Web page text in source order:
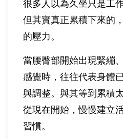
很多人以為久坐只是工
但其實真正累積下來的
的壓力。
當腰臀部開始出現緊繃
感覺時，往往代表身體
與調整。與其等到累積
從現在開始，慢慢建立
習慣。